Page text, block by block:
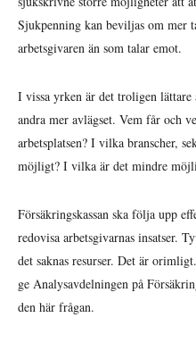
Sjukpenning kan beviljas om mer
arbetsgivaren än som talar emot.
I vissa yrken är det troligen
andra mer avlägset. Vem får och
arbetsplatsen? I vilka branscher,
möjligt? I vilka är det mindre
Försäkringskassan ska följa upp
redovisa arbetsgivarnas insatser.
det saknas resurser. Det är
ge Analysavdelningen på
den här frågan.